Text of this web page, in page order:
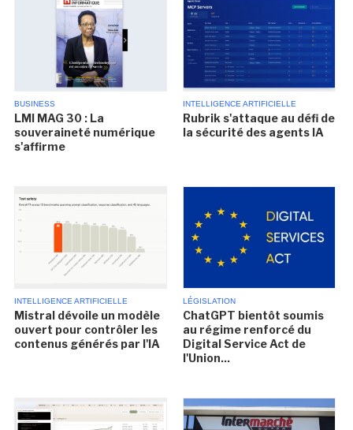
BUSINESS
LMI MAG 30 : La
souveraineté numérique
s'affirme
INTELLIGENCE ARTIFICIELLE
Rubrik s'attaque au défi de
la sécurité des agents IA
INTELLIGENCE ARTIFICIELLE
Mistral dévoile un modèle
ouvert pour contrôler les
contenus générés par l'IA
LÉGISLATION
ChatGPT bientôt soumis
au régime renforcé du
Digital Service Act de
l'Union...